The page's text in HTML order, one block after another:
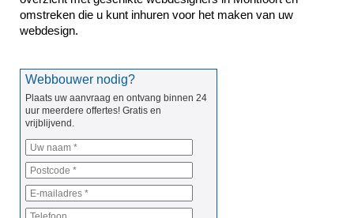
omstreken die u kunt inhuren voor het maken van uw
webdesign.